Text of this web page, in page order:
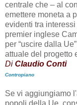
centrale che – al
emettere moneta a
evidenti tra
premier inglese
per “uscire dalla
attuale del progetto
Di Claudio Conti
Contropiano
Se vi aggiungiamo